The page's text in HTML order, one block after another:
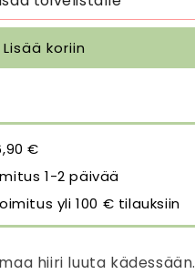
Lisää koriin
€
1-2 päivää
yli 100 € tilauksiin
hiiri luuta kädessään.